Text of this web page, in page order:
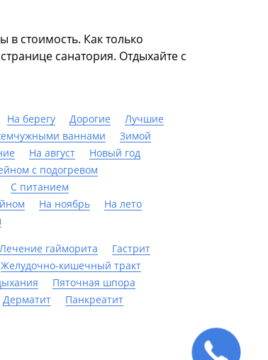
в стоимость. Как только
санатория. Отдыхайте с
На берегу Дорогие
Лучшие
ваннами
Зимой
На август
Новый год
с подогревом
С питанием
На ноябрь
На лето
Лечение гайморита
Гастрит
Желудочно-кишечный тракт
Пяточная шпора
Дерматит
Панкреатит